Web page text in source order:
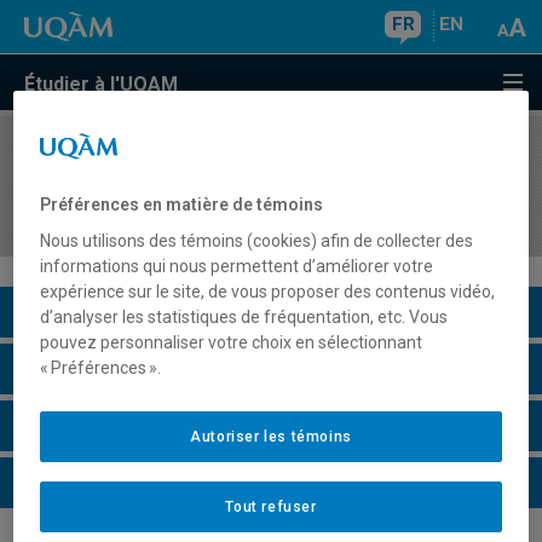
FR EN
Étudier à l'UQAM
COURS//
et des destinations touristiques II
Description du cours
Horaire - Été 2026
Horaire - Automne 2026
Horaire - Hiver 2027
Préférences en matière de témoins
Nous utilisons des témoins (cookies) afin de collecter des
informations qui nous permettent d’améliorer votre
expérience sur le site, de vous proposer des contenus vidéo,
d’analyser les statistiques de fréquentation, etc. Vous
pouvez personnaliser votre choix en sélectionnant
« Préférences ».
Tout refuser
Autoriser les témoins